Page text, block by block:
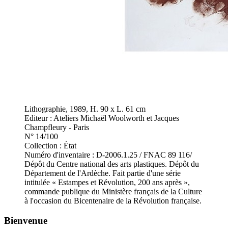
Lithographie, 1989, H. 90 x L. 61 cm
Editeur : Ateliers Michaël Woolworth et Jacques
Champfleury - Paris
N° 14/100
Collection : État
Numéro d'inventaire : D-2006.1.25 / FNAC 89 116/
Dépôt du Centre national des arts plastiques. Dépôt du
Département de l'Ardèche. Fait partie d'une série
intitulée « Estampes et Révolution, 200 ans après »,
commande publique du Ministère français de la Culture
à l'occasion du Bicentenaire de la Révolution française.
Bienvenue